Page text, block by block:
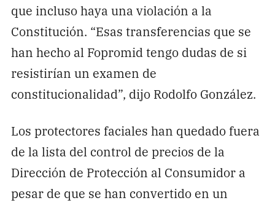
que incluso haya una violación a la
Constitución. “Esas transferencias que se
han hecho al Fopromid tengo dudas de si
resistirían un examen de
constitucionalidad”, dijo Rodolfo González.
Los protectores faciales han quedado fuera
de la lista del control de precios de la
Dirección de Protección al Consumidor a
pesar de que se han convertido en un